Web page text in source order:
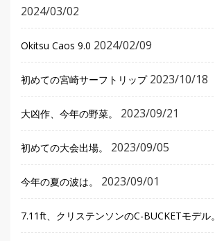
2024/03/02
Okitsu Caos 9.0 2024/02/09
初めての宮崎サーフトリップ 2023/10/18
大凶作、今年の野菜。 2023/09/21
初めての大会出場。 2023/09/05
今年の夏の波は。 2023/09/01
7.11ft、クリステンソンのC-BUCKETモデル。